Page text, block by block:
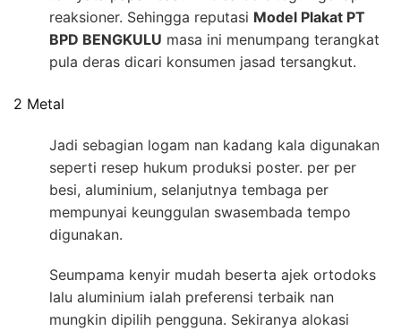
reaksioner. Sehingga reputasi Model Plakat PT
BPD BENGKULU masa ini menumpang terangkat
pula deras dicari konsumen jasad tersangkut.
2 Metal
Jadi sebagian logam nan kadang kala digunakan
seperti resep hukum produksi poster. per per
besi, aluminium, selanjutnya tembaga per
mempunyai keunggulan swasembada tempo
digunakan.
Seumpama kenyir mudah beserta ajek ortodoks
lalu aluminium ialah preferensi terbaik nan
mungkin dipilih pengguna. Sekiranya alokasi